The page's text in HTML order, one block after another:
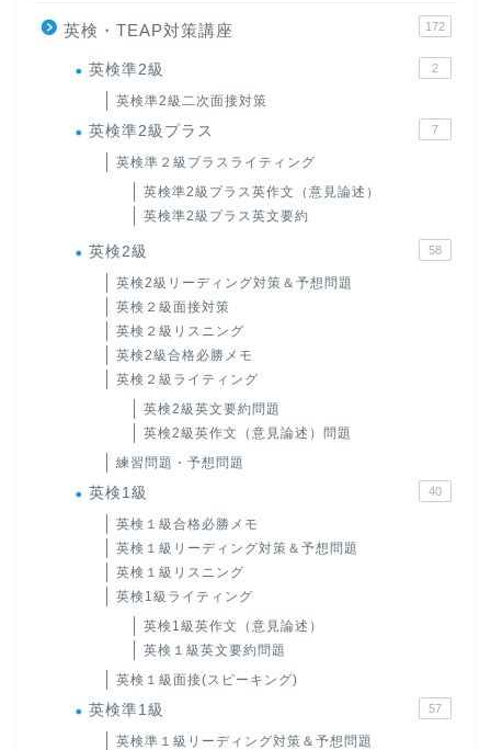
英検・TEAP対策講座 172
英検準2級 2
英検準2級二次面接対策
英検準2級プラス 7
英検準２級プラスライティング
英検準2級プラス英作文（意見論述）
英検準2級プラス英文要約
英検2級 58
英検2級リーディング対策＆予想問題
英検２級面接対策
英検２級リスニング
英検2級合格必勝メモ
英検２級ライティング
英検2級英文要約問題
英検2級英作文（意見論述）問題
練習問題・予想問題
英検1級 40
英検１級合格必勝メモ
英検１級リーディング対策＆予想問題
英検１級リスニング
英検1級ライティング
英検1級英作文（意見論述）
英検１級英文要約問題
英検１級面接(スピーキング)
英検準1級 57
英検準１級リーディング対策＆予想問題